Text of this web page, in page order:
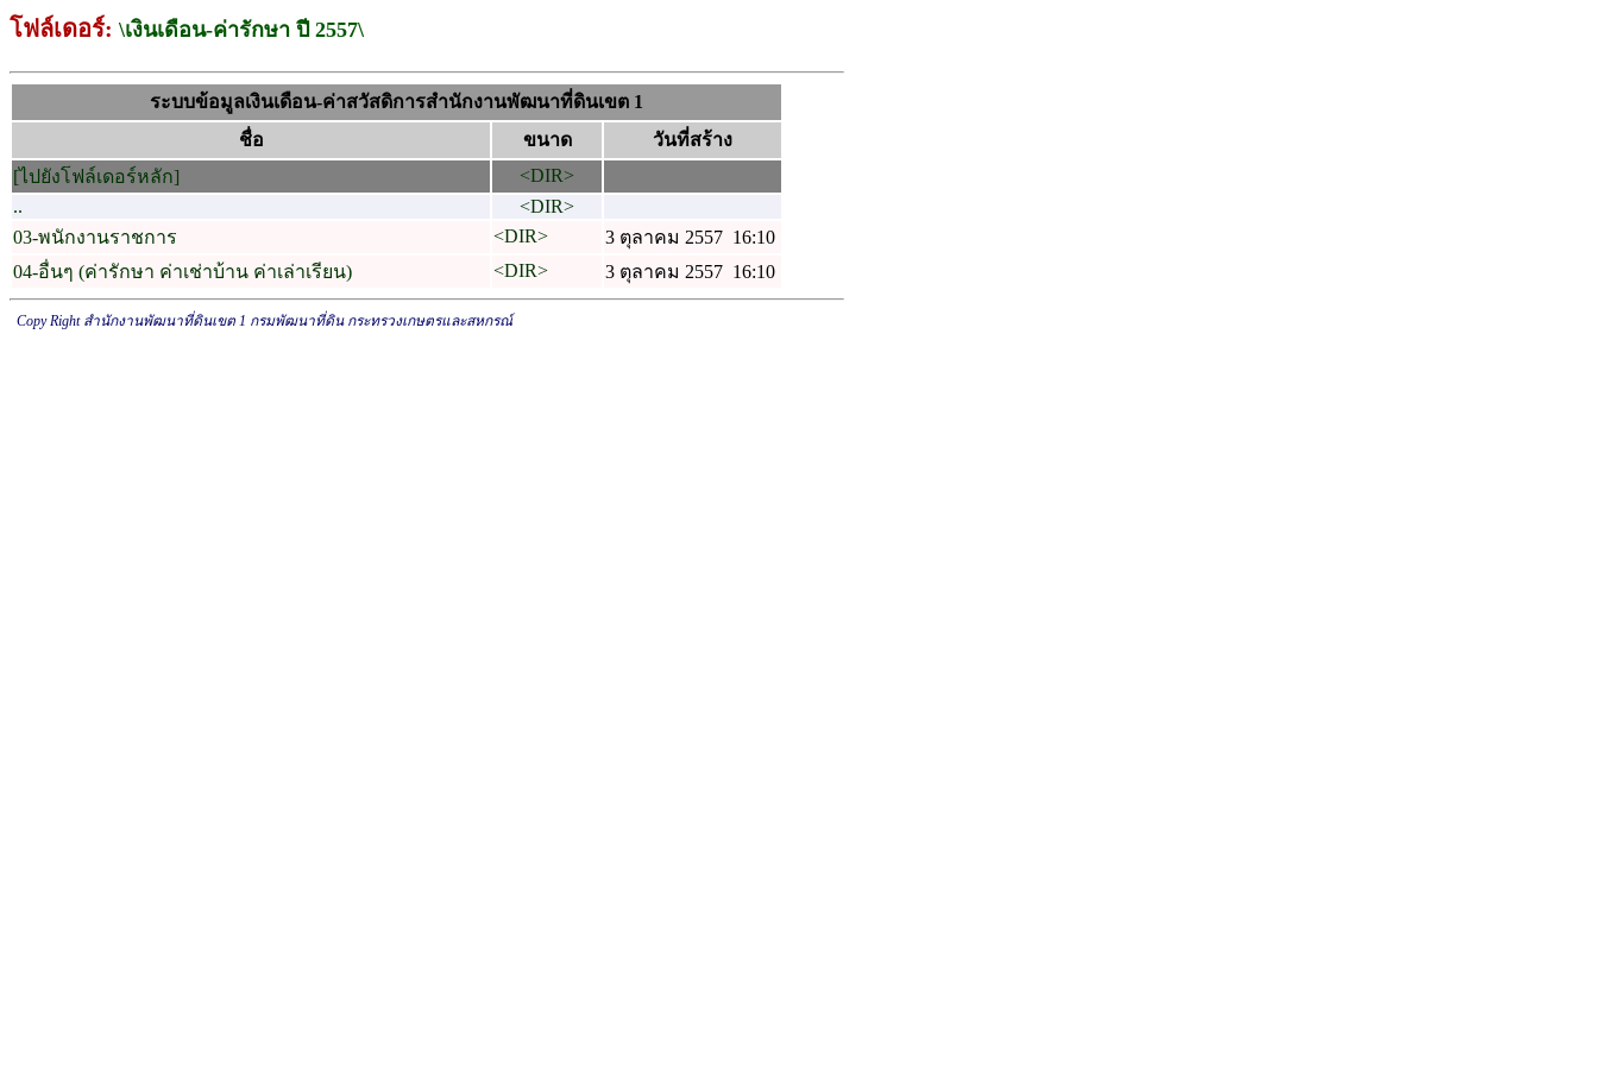
โฟล์เดอร์: \เงินเดือน-ค่ารักษา ปี 2557\
ระบบข้อมูลเงินเดือน-ค่าสวัสดิการสำนักงานพัฒนาที่ดินเขต 1
ชื่อ
ขนาด
วันที่สร้าง
[ไปยังโฟล์เดอร์หลัก]
<DIR>
..
<DIR>
03-พนักงานราชการ
<DIR>
3 ตุลาคม 2557 16:10
04-อื่นๆ (ค่ารักษา ค่าเช่าบ้าน ค่าเล่าเรียน)
<DIR> 3 ตุลาคม 2557 16:10
Copy Right สำนักงานพัฒนาที่ดินเขต 1 กรมพัฒนาที่ดิน กระทรวงเกษตรและสหกรณ์